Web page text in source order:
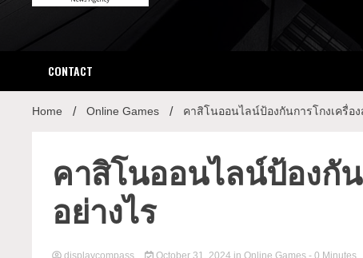
CONTACT
Home Online Games คาสิโนออนไลน์ป้องกันการโกงเครื่อง
คาสิโนออนไลน์ป้องกั
อย่างไร
displaycompass October 31, 2024 in Online Games - 0 Minutes